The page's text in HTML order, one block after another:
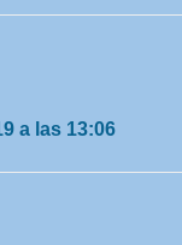
a las 13:06